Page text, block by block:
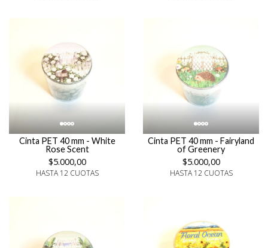
Cinta PET 40 mm - White
Rose Scent
$5.000,00
HASTA 12 CUOTAS
Cinta PET 40 mm - Fairyland
of Greenery
$5.000,00
HASTA 12 CUOTAS